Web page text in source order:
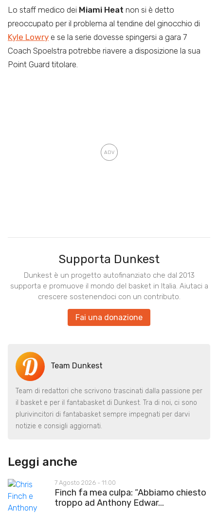
Lo staff medico dei Miami Heat non si è detto
preoccupato per il problema al tendine del ginocchio di
Kyle Lowry e se la serie dovesse spingersi a gara 7
Coach Spoelstra potrebbe riavere a disposizione la sua
Point Guard titolare.
Supporta Dunkest
Dunkest è un progetto autofinanziato che dal 2013
supporta e promuove il mondo del basket in Italia. Aiutaci a
crescere sostenendoci con un contributo.
Fai una donazione
Team Dunkest
Team di redattori che scrivono trascinati dalla passione per
il basket e per il fantabasket di Dunkest. Tra di noi, ci sono
plurivincitori di fantabasket sempre impegnati per darvi
notizie e consigli aggiornati.
Leggi anche
7 Agosto 2026 - 11:00
Finch fa mea culpa: “Abbiamo chiesto
troppo ad Anthony Edwar...